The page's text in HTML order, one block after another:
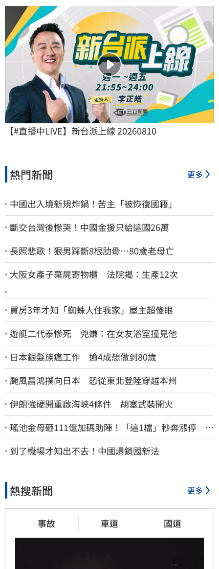
【#直播中LIVE】新台派上線 20260810
熱門新聞 更多
中國出入境新規炸鍋！苦主「被恢復國籍」
斷交台灣後慘哭！中國金援只給這國26萬
長照悲歌！狠男踩斷8根肋骨…80歲老母亡
大阪女產子棄屍寄物櫃 法院揭：生產12次
買房3年才知「蜘蛛人住我家」屋主超傻眼
遊艇二代泰慘死 兇嫌：在女友浴室撞見他
日本銀髮族瘋工作 逾4成想做到80歲
颱風昌鴻撲向日本 恐從東北登陸穿越本州
伊朗強硬開重啟海峽4條件 胡塞武裝開火
瑤池金母砸111億加碼助陣！「這1檔」秒奔漲停 帶
領散熱雙雄點火
到了機場才知出不去！中國爆鎖國新法
熱搜新聞 更多
事故 車道 國道